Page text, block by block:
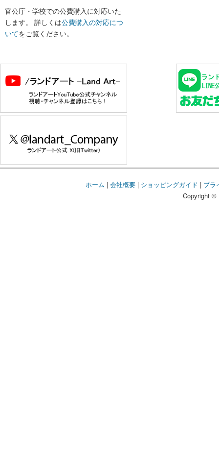
官公庁・学校での公費購入に対応いた
します。 詳しくは公費購入の対応につ
いてをご覧ください。
ホーム | 会社概要| ショッピングガイド | プラ
Copyright ©